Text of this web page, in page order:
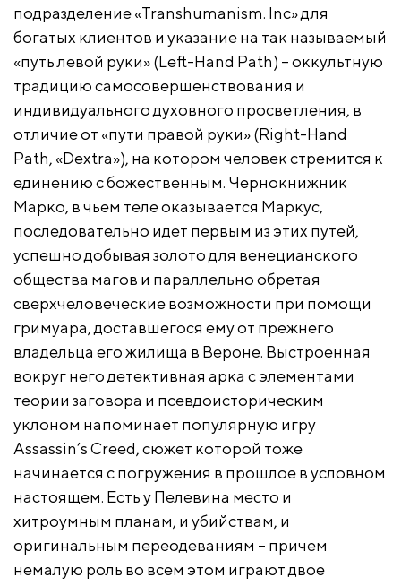
подразделение «Transhumanism. Inc» для
богатых клиентов и указание на так называемый
«путь левой руки» (Left-Hand Path) – оккультную
традицию самосовершенствования и
индивидуального духовного просветления, в
отличие от «пути правой руки» (Right-Hand
Path, «Dextra»), на котором человек стремится к
единению с божественным. Чернокнижник
Марко, в чьем теле оказывается Маркус,
последовательно идет первым из этих путей,
успешно добывая золото для венецианского
общества магов и параллельно обретая
сверхчеловеческие возможности при помощи
гримуара, доставшегося ему от прежнего
владельца его жилища в Вероне. Выстроенная
вокруг него детективная арка с элементами
теории заговора и псевдоисторическим
уклоном напоминает популярную игру
Assassin’s Creed, сюжет которой тоже
начинается с погружения в прошлое в условном
настоящем. Есть у Пелевина место и
хитроумным планам, и убийствам, и
оригинальным переодеваниям – причем
немалую роль во всем этом играют двое